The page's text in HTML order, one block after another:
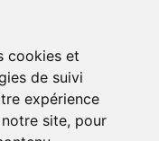
cookies et
de suivi
expérience
site, pour
chez vous
dans un Point
dans la pharmacie